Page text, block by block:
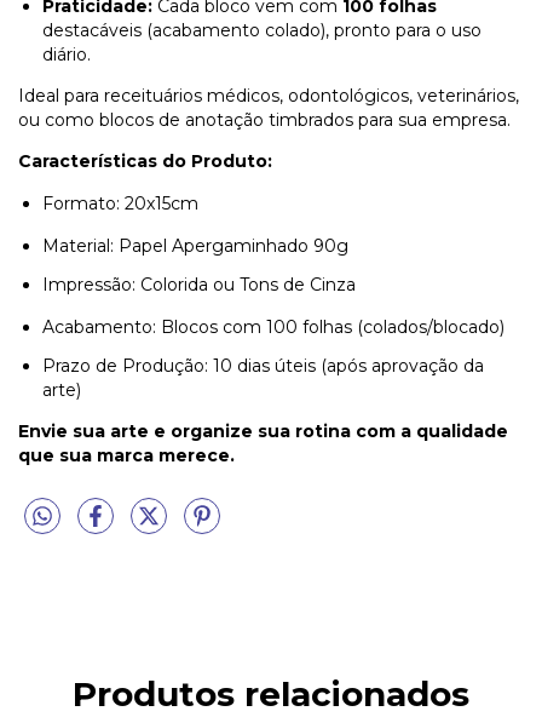
Praticidade: Cada bloco vem com 100 folhas
destacáveis (acabamento colado), pronto para o uso
diário.
Ideal para receituários médicos, odontológicos, veterinários,
ou como blocos de anotação timbrados para sua empresa.
Características do Produto:
Formato: 20x15cm
Material: Papel Apergaminhado 90g
Impressão: Colorida ou Tons de Cinza
Acabamento: Blocos com 100 folhas (colados/blocado)
Prazo de Produção: 10 dias úteis (após aprovação da
arte)
Envie sua arte e organize sua rotina com a qualidade
que sua marca merece.
Produtos relacionados